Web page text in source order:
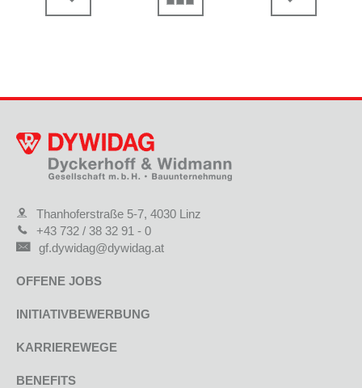
Thanhoferstraße 5-7, 4030 Linz
+43 732 / 38 32 91 - 0
gf.dywidag@dywidag.at
OFFENE JOBS
INITIATIVBEWERBUNG
KARRIEREWEGE
BENEFITS